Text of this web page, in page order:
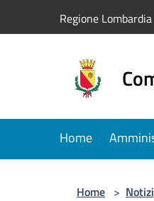
Regione Lombardia
Home
Home >